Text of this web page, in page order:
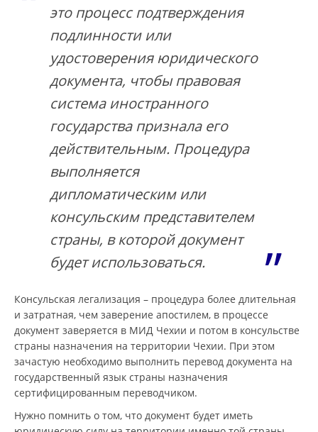
это процесс подтверждения
подлинности или
удостоверения юридического
документа, чтобы правовая
система иностранного
государства признала его
действительным. Процедура
выполняется
дипломатическим или
консульским представителем
страны, в которой документ
будет использоваться.
Консульская легализация – процедура более длительная
и затратная, чем заверение апостилем, в процессе
документ заверяется в МИД Чехии и потом в консульстве
страны назначения на территории Чехии. При этом
зачастую необходимо выполнить перевод документа на
государственный язык страны назначения
сертифицированным переводчиком.
Нужно помнить о том, что документ будет иметь